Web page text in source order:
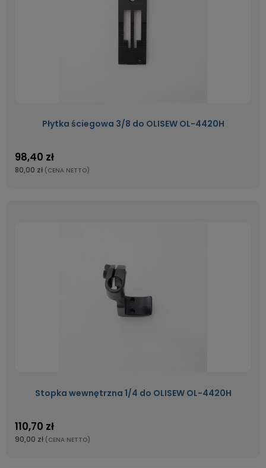
Płytka ściegowa 3/8 do OLISEW OL-4420H
98,40 zł
80,00 zł (CENA NETTO)
Stopka wewnętrzna 1/4 do OLISEW OL-4420H
110,70 zł
90,00 zł (CENA NETTO)